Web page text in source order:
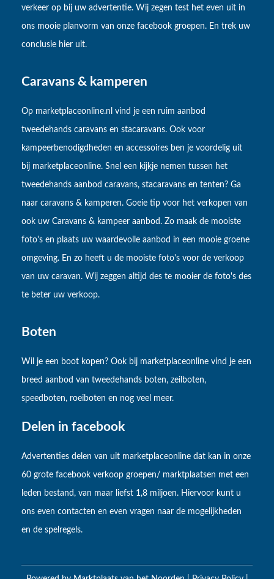
verkeer op bij uw advertentie. Wij zegen test het even uit in
ons mooie planvorm van onze facebook groepen. En trek uw
conclusie hier uit.
Caravans & kamperen
Op marketplaceonline.nl vind je een ruim aanbod
tweedehands caravans en stacaravans. Ook voor
kampeerbenodigdheden en accessoires ben je voordelig uit
bij marketplaceonline. Snel een kijkje nemen tussen het
tweedehands aanbod caravans, stacaravans en tenten? Ga
naar caravans & kamperen. Goeie tip voor het verkopen van
ook uw Caravans & kampeer aanbod. Zo maak de mooiste
foto's en plaats uw waardevolle aanbod in een mooie groene
omgeving. En zo heeft u de mooiste foto's voor de verkoop
van uw caravan. Wij zeggen altijd des te mooier de foto's des
te beter uw verkoop.
Boten
Wil je een boot kopen? Ook bij marketplaceonline vind je een
breed aanbod van tweedehands boten, zeilboten,
speedboten, roeiboten en nog veel meer.
Delen in facebook
Advertenties delen van uit marketplaceonline dat kan in onze
60 grote facebook verkoop groepen/ marktplaatsen met een
leden bestand, van maar liefst 1,8 miljoen. Hiervoor kunt u
ons even contacten en even vragen naar de mogelijkheden
en de spelregels.